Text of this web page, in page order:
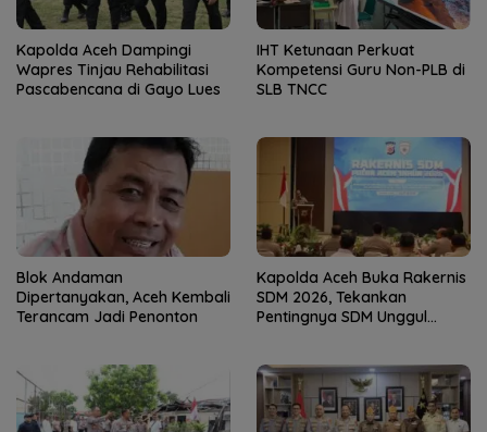
Kapolda Aceh Dampingi
Wapres Tinjau Rehabilitasi
Pascabencana di Gayo Lues
IHT Ketunaan Perkuat
Kompetensi Guru Non-PLB di
SLB TNCC
Blok Andaman
Dipertanyakan, Aceh Kembali
Terancam Jadi Penonton
Kapolda Aceh Buka Rakernis
SDM 2026, Tekankan
Pentingnya SDM Unggul